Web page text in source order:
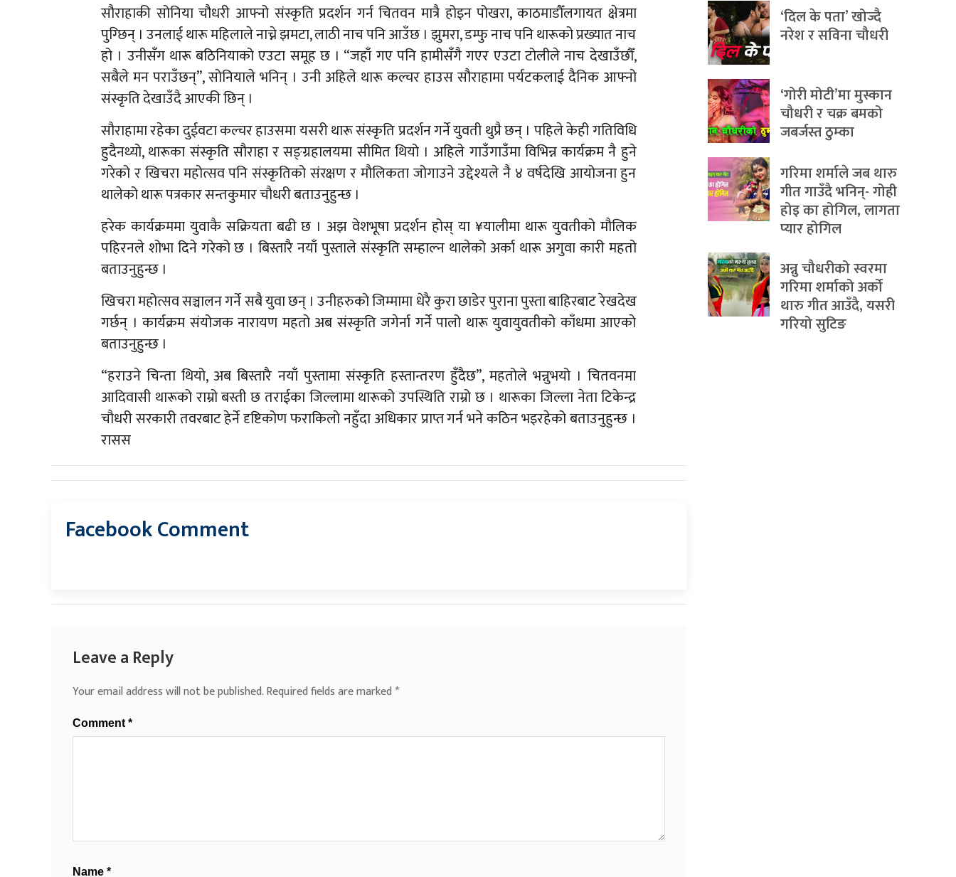
सौराहाकी सोनिया चौधरी आफ्नो संस्कृति प्रदर्शन गर्न चितवन मात्रै होइन पोखरा, काठमाडौँलगायत क्षेत्रमा
पुग्छिन् । उनलाई थारू महिलाले नाच्ने झमटा, लाठी नाच पनि आउँछ । झुमरा, डम्फु नाच पनि थारूको प्रख्यात नाच
हो । उनीसँग थारू बठिनियाको एउटा समूह छ । “जहाँ गए पनि हामीसँगै गएर एउटा टोलीले नाच देखाउँछौँ,
सबैले मन पराउँछन्”, सोनियाले भनिन् । उनी अहिले थारू कल्चर हाउस सौराहामा पर्यटकलाई दैनिक आफ्नो
संस्कृति देखाउँदै आएकी छिन् ।
सौराहामा रहेका दुईवटा कल्चर हाउसमा यसरी थारू संस्कृति प्रदर्शन गर्ने युवती थुप्रै छन् । पहिले केही गतिविधि
हुदैनथ्यो, थारूका संस्कृति सौराहा र सङ्ग्रहालयमा सीमित थियो । अहिले गाउँगाउँमा विभिन्न कार्यक्रम नै हुने
गरेको र खिचरा महोत्सव पनि संस्कृतिको संरक्षण र मौलिकता जोगाउने उद्देश्यले नै ४ वर्षदेखि आयोजना हुन
थालेको थारू पत्रकार सन्तकुमार चौधरी बताउनुहुन्छ ।
हरेक कार्यक्रममा युवाकै सक्रियता बढी छ । अझ वेशभूषा प्रदर्शन होस् या ¥यालीमा थारू युवतीको मौलिक
पहिरनले शोभा दिने गरेको छ । बिस्तारै नयाँ पुस्ताले संस्कृति सम्हाल्न थालेको अर्का थारू अगुवा कारी महतो
बताउनुहुन्छ ।
खिचरा महोत्सव सञ्चालन गर्ने सबै युवा छन् । उनीहरुको जिम्मामा धेरै कुरा छाडेर पुराना पुस्ता बाहिरबाट रेखदेख
गर्छन् । कार्यक्रम संयोजक नारायण महतो अब संस्कृति जगेर्ना गर्ने पालो थारू युवायुवतीको काँधमा आएको
बताउनुहुन्छ ।
“हराउने चिन्ता थियो, अब बिस्तारै नयाँ पुस्तामा संस्कृति हस्तान्तरण हुँदैछ”, महतोले भन्नुभयो । चितवनमा
आदिवासी थारूको राम्रो बस्ती छ तराईका जिल्लामा थारूको उपस्थिति राम्रो छ । थारूका जिल्ला नेता टिकेन्द्र
चौधरी सरकारी तवरबाट हेर्ने दृष्टिकोण फराकिलो नहुँदा अधिकार प्राप्त गर्न भने कठिन भइरहेको बताउनुहुन्छ ।
रासस
Facebook Comment
Leave a Reply
Your email address will not be published.Required fields are marked*
Comment *
Name *
‘दिल के पता’ खोज्दै
नरेश र सविना चौधरी
‘गोरी मोटी’मा मुस्कान
चौधरी र चक्र बमको
जबर्जस्त ठुम्का
गरिमा शर्माले जब थारु
गीत गाउँदै भनिन्- गोही
होइ का होगिल, लागता
प्यार होगिल
अन्नु चौधरीको स्वरमा
गरिमा शर्माको अर्को
थारु गीत आउँदै, यसरी
गरियो सुटिङ